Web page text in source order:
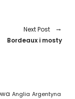
Next Post
Bordeaux i mosty
Anglia Argentyna